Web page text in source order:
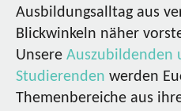
Ausbildungsalltag aus
Blickwinkeln näher
Unsere Auszubildenden
Studierenden werden
Themenbereiche aus